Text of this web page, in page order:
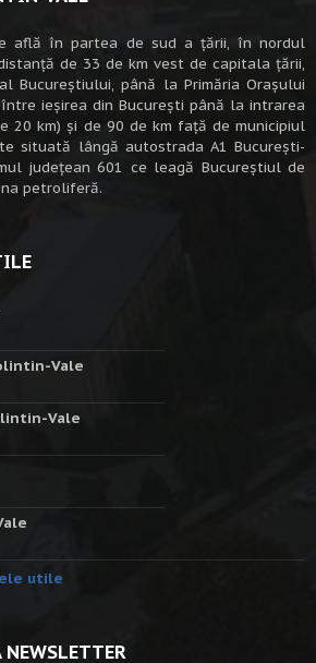
află în partea de sud a ţării, în nordul
de 33 de km vest de capitala țării,
Bucureștiului, până la Primăria Orașului
ieșirea din București până la intrarea
20 km) şi de 90 de km faţă de municipiul
situată lângă autostrada A1 Bucureşti-
judeţean 601 ce leagă Bucureştiul de
petroliferă.
Vale
Vale
utile